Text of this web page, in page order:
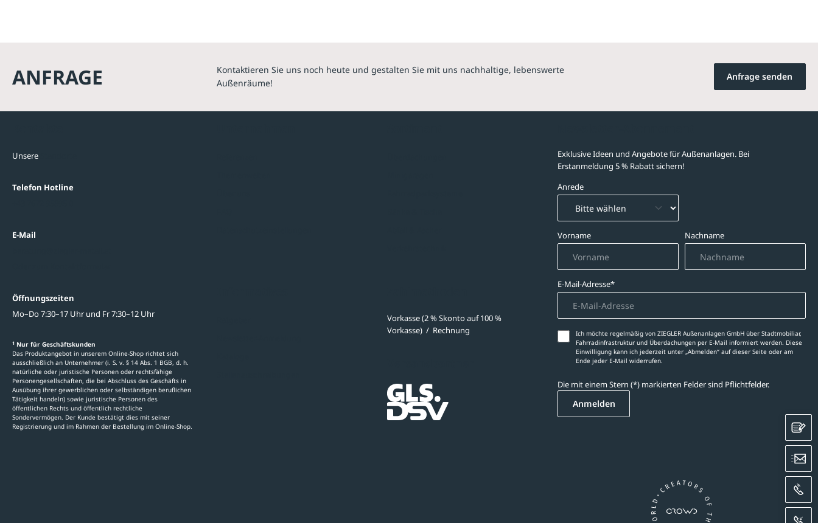
ANFRAGE
Kontaktieren Sie uns noch heute und gestalten Sie mit uns nachhaltige, lebenswerte
Außenräume!
Anfrage senden
Unsere
Telefon Hotline
E-Mail
Öffnungszeiten
Mo–Do 7:30–17 Uhr und Fr 7:30–12 Uhr
1 Nur für Geschäftskunden
Das Produktangebot in unserem Online-Shop richtet sich
ausschließlich an Unternehmer (i. S. v. § 14 Abs. 1 BGB, d. h.
natürliche oder juristische Personen oder rechtsfähige
Personengesellschaften, die bei Abschluss des Geschäfts in
Ausübung ihrer gewerblichen oder selbständigen beruflichen
Tätigkeit handeln) sowie juristische Personen des
öffentlichen Rechts und öffentlich rechtliche
Sondervermögen. Der Kunde bestätigt dies mit seiner
Registrierung und im Rahmen der Bestellung im Online-Shop.
Vorkasse (2 % Skonto auf 100 %
Vorkasse) / Rechnung
Exklusive Ideen und Angebote für Außenanlagen. Bei
Erstanmeldung 5 % Rabatt sichern!
Anrede
Vorname Nachname
E-Mail-Adresse*
Ich möchte regelmäßig von ZIEGLER Außenanlagen GmbH über Stadtmobiliar,
Fahrradinfrastruktur und Überdachungen per E-Mail informiert werden. Diese
Einwilligung kann ich jederzeit unter „Abmelden‘‘ auf dieser Seite oder am
Ende jeder E-Mail widerrufen.
Die mit einem Stern (*) markierten Felder sind Pflichtfelder.
Anmelden